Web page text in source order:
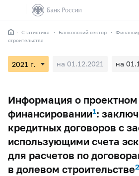
Статистика Банковский сектор
строительства
на 01.12.2021 на
Информация о проектном
финансировании1:
кредитных договоров с
использующими счета
для расчетов по
в долевом строительстве2